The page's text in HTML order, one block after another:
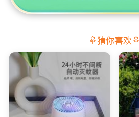
猜你喜欢